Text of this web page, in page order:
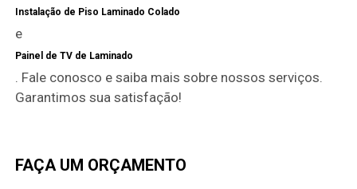
Instalação de Piso Laminado Colado
e
Painel de TV de Laminado
. Fale conosco e saiba mais sobre nossos serviços.
Garantimos sua satisfação!
FAÇA UM ORÇAMENTO